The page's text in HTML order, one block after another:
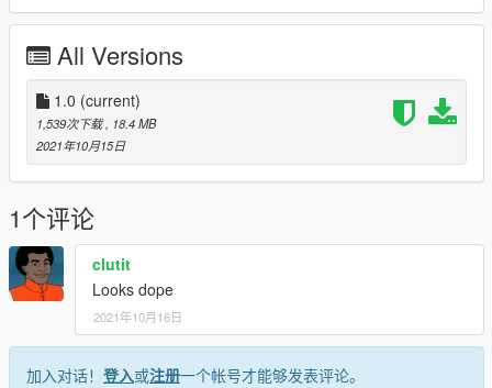
All Versions
1.0 (current)
1,539次下载 , 18.4 MB
2021年10月15日
1个评论
clutit
Looks dope
2021年10月16日
加入对话！ 登入或注册一个帐号才能够发表评论。